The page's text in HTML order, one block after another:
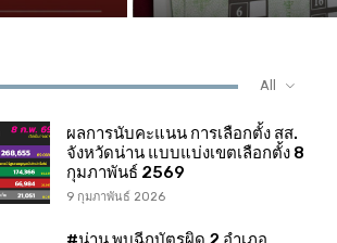
All
ผลการนับคะแนน การเลือกตั้ง สส.
จังหวัดน่าน แบบแบ่งเขตเลือกตั้ง 8
กุมภาพันธ์ 2569
9 กุมภาพันธ์ 2026